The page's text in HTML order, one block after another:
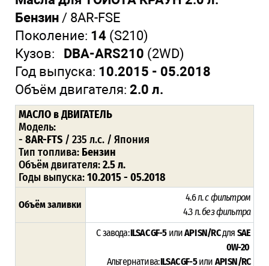
Бензин / 8AR-FSE
Поколение: 14 (S210)
Кузов:
DBA-ARS210 (2WD)
Год выпуска: 10.2015 - 05.2018
Объём двигателя: 2.0 л.
МАСЛО в ДВИГАТЕЛЬ
Модель:
- 8AR-FTS / 235 л.с. / Япония
Тип топлива: Бензин
Объём двигателя:2.5 л.
Годы выпуска:10.2015 - 05.2018
Объём заливки
4.6 л.с фильтром
4.3 л.без фильтра
С завода:ILSAC GF-5илиAPI SN/RCдля SAE
0W-20
Альтернатива:ILSAC GF-5или API SN/RC